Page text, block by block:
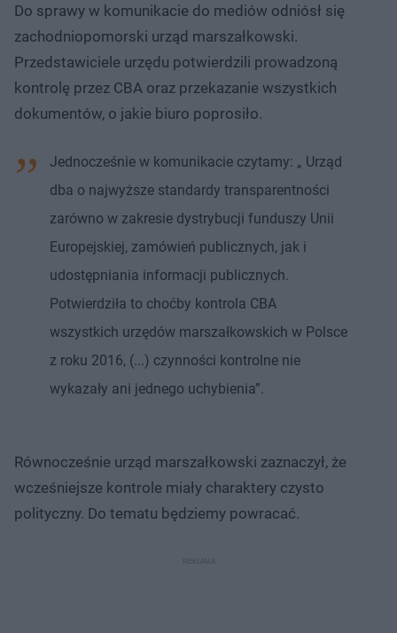
Do sprawy w komunikacie do mediów odniósł się
zachodniopomorski urząd marszałkowski.
Przedstawiciele urzędu potwierdzili prowadzoną
kontrolę przez CBA oraz przekazanie wszystkich
dokumentów, o jakie biuro poprosiło.
Jednocześnie w komunikacie czytamy: „ Urząd
dba o najwyższe standardy transparentności
zarówno w zakresie dystrybucji funduszy Unii
Europejskiej, zamówień publicznych, jak i
udostępniania informacji publicznych.
Potwierdziła to choćby kontrola CBA
wszystkich urzędów marszałkowskich w Polsce
z roku 2016, (...) czynności kontrolne nie
wykazały ani jednego uchybienia”.
Równocześnie urząd marszałkowski zaznaczył, że
wcześniejsze kontrole miały charaktery czysto
polityczny. Do tematu będziemy powracać.